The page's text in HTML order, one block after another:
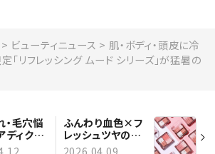
ビューティニュース
肌・ボディ・頭皮に冷
定「リフレッシング ムード シリーズ」が猛暑の
・毛穴悩
ディクシ
ットorグ
ふんわり血色×フ
レッシュツヤの
2in1。【レブロン】
2026.04.09